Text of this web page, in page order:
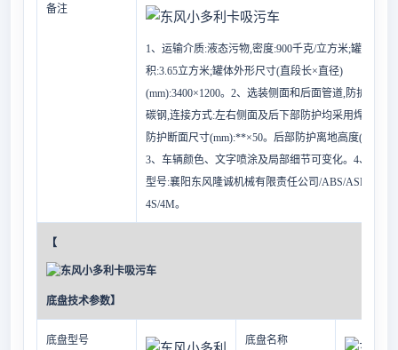
备注
1、运输介质:液态污物,密度:900千克/立方米;罐体有效
积:3.65立方米;罐体外形尺寸(直段长×直径)
(mm):3400×1200。2、选装侧面和后面管道,防护材料
碳钢,连接方式:左右侧面及后下部防护均采用焊接连
防护断面尺寸(mm):**×50。后部防护离地高度
3、车辆颜色、文字喷涂及局部细节可变化。4、ABS
型号:襄阳东风隆诚机械有限责任公司/ABS/ASR-24V-
4S/4M。
【
底盘技术参数】
底盘型号 底盘名称